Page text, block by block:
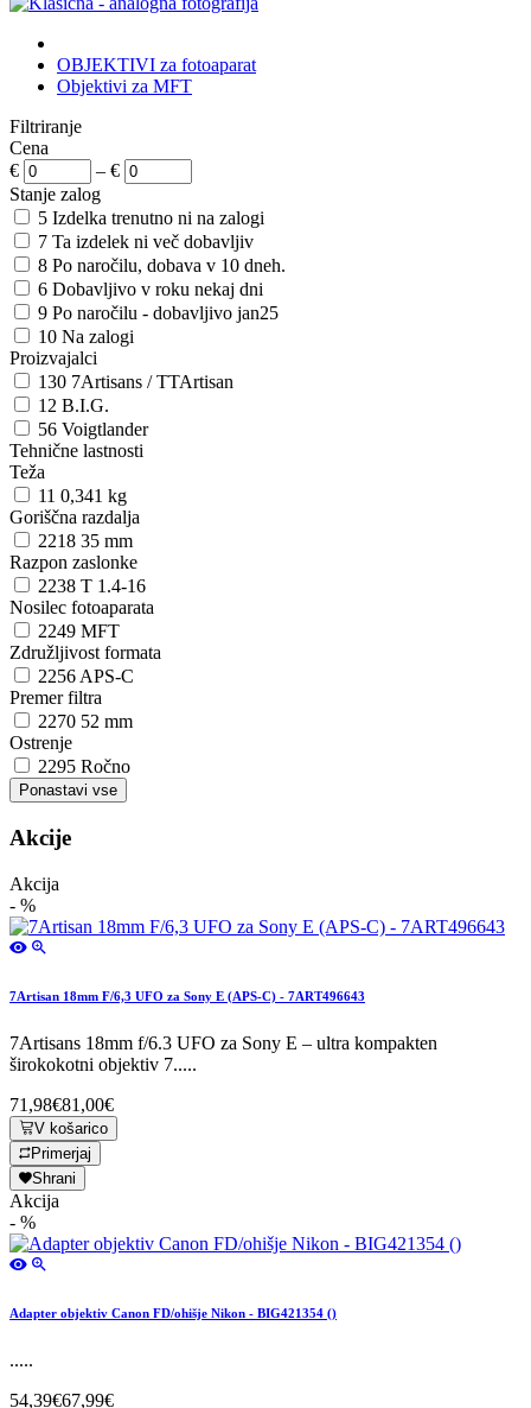
OBJEKTIVI za fotoaparat
Objektivi za MFT
Filtriranje
Cena
€
– €
Stanje zalog
5 Izdelka trenutno ni na zalogi
7 Ta izdelek ni več dobavljiv
8 Po naročilu, dobava v 10 dneh.
6 Dobavljivo v roku nekaj dni
9 Po naročilu - dobavljivo jan25
10 Na zalogi
Proizvajalci
130 7Artisans / TTArtisan
12 B.I.G.
56 Voigtlander
Tehnične lastnosti
Teža
11 0,341 kg
Goriščna razdalja
2218 35 mm
Razpon zaslonke
2238 T 1.4-16
Nosilec fotoaparata
2249 MFT
Združljivost formata
2256APS-C
Premer filtra
2270 52 mm
Ostrenje
2295 Ročno
Akcije
Akcija
- %
7Artisan 18mm F/6,3 UFO za Sony E (APS-C) - 7ART496643
7Artisans 18mm f/6.3 UFO za Sony E – ultra kompakten
širokokotni objektiv 7.....
71,98€81,00€
V košarico
Primerjaj
Shrani
Akcija
- %
Adapter objektiv Canon FD/ohišje Nikon - BIG421354 ()
.....
54,39€67,99€